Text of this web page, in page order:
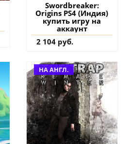
Swordbreaker:
Origins PS4 (Индия)
купить игру на
аккаунт
2 104 руб.
НА АНГЛ.